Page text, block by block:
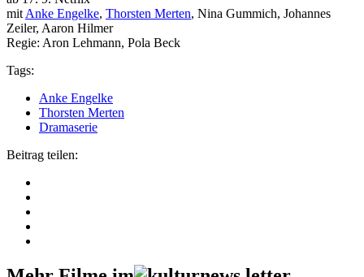
mitAnke Engelke, Thorsten Merten, Nina Gummich, Johannes
Zeiler, Aaron Hilmer
Regie: Aron Lehmann, Pola Beck
Tags:
Anke Engelke
Thorsten Merten
Dramaserie
Beitrag teilen: